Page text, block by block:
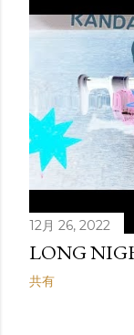
12月 26, 2022
LONG
共有